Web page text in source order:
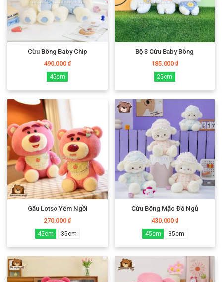
Cừu Bông Baby Chip
490.000₫
45cm
Bộ 3 Cừu Baby Bông
185.000 ₫
25cm
Gấu Lotso Yếm Ngồi
270.000₫
45cm 35cm
Cừu Bông Mặc Đồ Ngủ
430.000 ₫
45cm 35cm